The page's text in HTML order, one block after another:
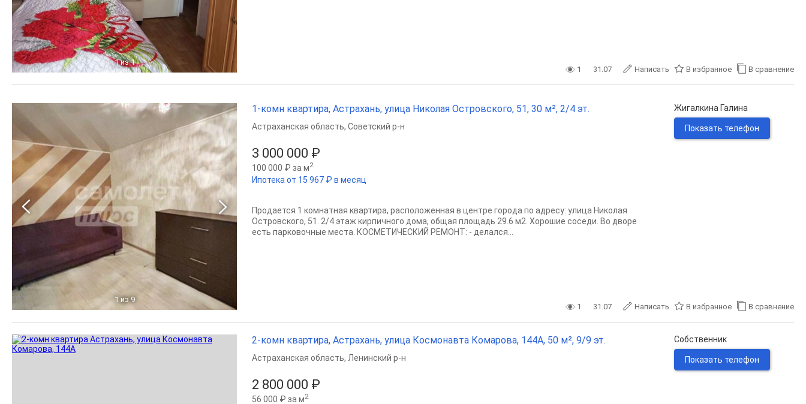
1 из 1
1 31.07 Написать В избранное В сравнение
1 из 9
1-комн квартира, Астрахань, улица Николая Островского, 51, 30 м², 2/4 эт.
3 000 000 ₽
100 000 ₽ за м2
Ипотека от 15 967 ₽ в месяц
Астраханская область, Советский р-н
Продается 1 комнатная квартира, расположенная в центре города по адресу: улица Николая
Островского, 51. 2/4 этаж кирпичного дома, общая площадь 29.6 м2. Хорошие соседи. Во дворе
есть парковочные места. КОСМЕТИЧЕСКИЙ РЕМОНТ: - делался...
Жигалкина Галина
Показать телефон
1 31.07 Написать В избранное В сравнение
2-комн квартира, Астрахань, улица Космонавта Комарова, 144А, 50 м², 9/9 эт.
2 800 000 ₽
56 000 ₽ за м2
Астраханская область, Ленинский р-н
Собственник
Показать телефон